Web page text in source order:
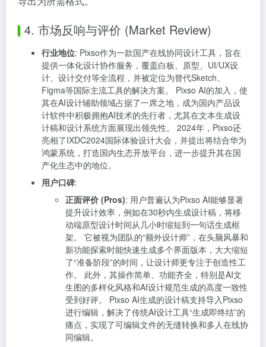
4. 市场反响与评价 (Market Review)
行业地位: Pixso作为一款国产在线协同设计工具，旨在
提供一体化设计协作服务，覆盖白板、原型、UI/UX设
计、设计交付等全流程，并被定位为替代Sketch、
Figma等国际主流工具的解决方案。 Pixso AI的加入，使
其在AI设计辅助领域占据了一席之地，成为国内产品设
计软件中积极拥抱AI技术的先行者，尤其在文本生成设
计稿和设计系统方面展现出领先性。 2024年，Pixso还
亮相了IXDC2024国际体验设计大会，并提出将结合华为
鸿蒙系统，打造国内生态开放平台，进一步提升其在国
产化生态中的地位。
用户口碑:
正面评价 (Pros): 用户普遍认为Pixso AI能够显著
提升设计效率，例如在30秒内生成设计稿，将移
动端原型设计时间从几小时缩短到一句话生成框
架。 它被视为团队的“额外设计师”，在头脑风暴和
新功能探索时能快速生成多个界面版本，大大缩短
了“准备阶段”的时间，让设计师更专注于创造性工
作。 此外，其操作简单、功能齐全，特别是AI文
生图的多样化风格和AI设计规范生成的高度一致性
受到好评。 Pixso AI生成的设计稿支持导入Pixso
进行编辑，解决了传统AI设计工具“生成即终结”的
痛点，实现了可编辑文件的无缝转换和多人在线协
同编辑。